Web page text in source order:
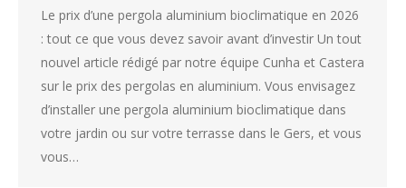
Le prix d’une pergola aluminium bioclimatique en 2026
: tout ce que vous devez savoir avant d’investir Un tout
nouvel article rédigé par notre équipe Cunha et Castera
sur le prix des pergolas en aluminium. Vous envisagez
d’installer une pergola aluminium bioclimatique dans
votre jardin ou sur votre terrasse dans le Gers, et vous
vous…